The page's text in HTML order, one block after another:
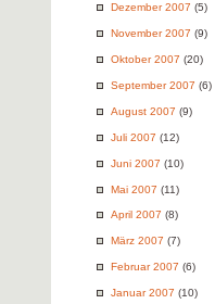
Dezember 2007 (5)
November 2007 (9)
Oktober 2007 (20)
September 2007 (6)
August 2007 (9)
Juli 2007 (12)
Juni 2007 (10)
Mai 2007 (11)
April 2007 (8)
März 2007 (7)
Februar 2007 (6)
Januar 2007 (10)